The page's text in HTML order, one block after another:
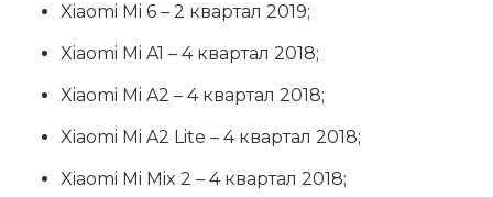
Xiaomi Mi 6 – 2 квартал 2019;
Xiaomi Mi A1 – 4 квартал 2018;
Xiaomi Mi A2 – 4 квартал 2018;
Xiaomi Mi A2 Lite – 4 квартал 2018;
Xiaomi Mi Mix 2 – 4 квартал 2018;